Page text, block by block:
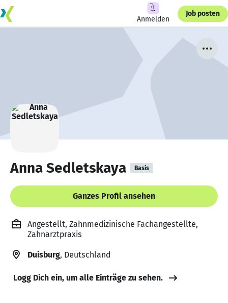
Anmelden
Job posten
Anna Sedletskaya Basis
Ganzes Profil ansehen
Angestellt, Zahnmedizinische Fachangestellte,
Zahnarztpraxis
Duisburg, Deutschland
Logg Dich ein, um alle Einträge zu sehen.